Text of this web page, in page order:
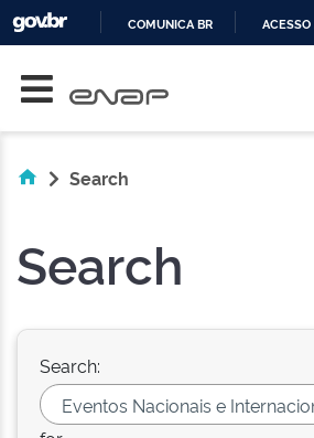
COMUNICA BR
Search
Search
Search: